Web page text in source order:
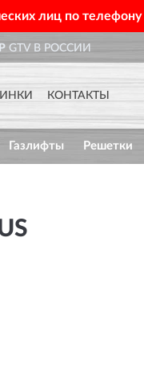
лиц по телефону
GTV В РОССИИ
КОНТАКТЫ
Газлифты Решетки